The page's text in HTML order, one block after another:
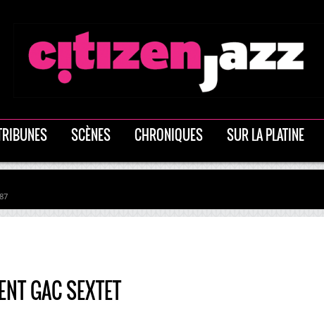
SCÈNES CHRONIQUES SUR LA PLATINE
GAC SEXTET